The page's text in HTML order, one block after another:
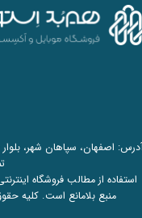
استفاده از مطالب فروشگاه
منبع بلامانع است. کلیه